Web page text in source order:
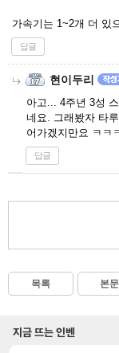
가속기는 1~2개 더 있
답글
현이두리
아고... 4주년 3성
네요. 그래봤자 타
어가겠지만요 ㅋㅋ
답글
목록 본문
지금 뜨는 인벤